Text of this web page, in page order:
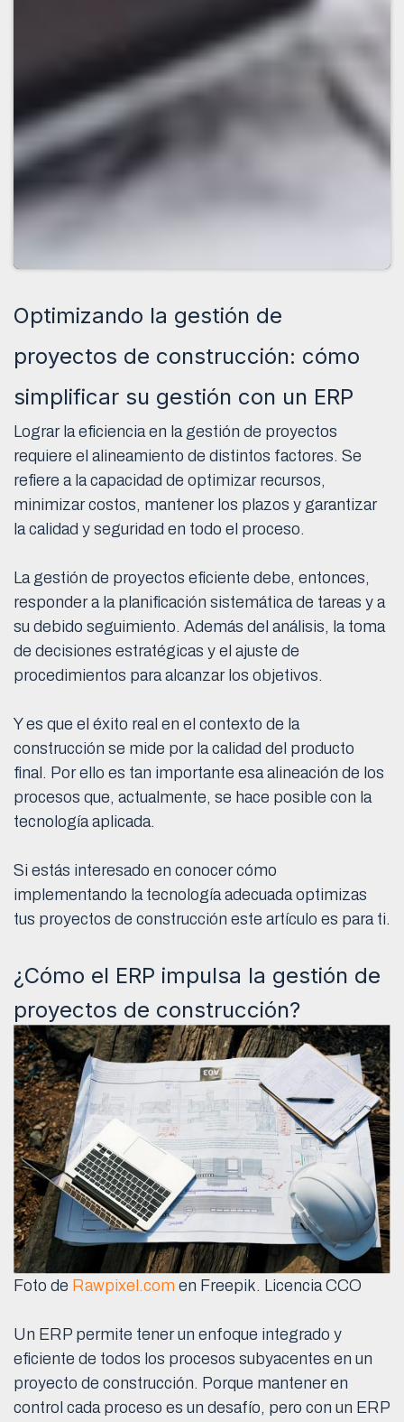
Optimizando la gestión de
proyectos de construcción: cómo
simplificar su gestión con un ERP
Lograr la eficiencia en la gestión de proyectos
requiere el alineamiento de distintos factores. Se
refiere a la capacidad de optimizar recursos,
minimizar costos, mantener los plazos y garantizar
la calidad y seguridad en todo el proceso.
La gestión de proyectos eficiente debe, entonces,
responder a la planificación sistemática de tareas y a
su debido seguimiento. Además del análisis, la toma
de decisiones estratégicas y el ajuste de
procedimientos para alcanzar los objetivos.
Y es que el éxito real en el contexto de la
construcción se mide por la calidad del producto
final. Por ello es tan importante esa alineación de los
procesos que, actualmente, se hace posible con la
tecnología aplicada.
Si estás interesado en conocer cómo
implementando la tecnología adecuada optimizas
tus proyectos de construcción este artículo es para ti.
¿Cómo el ERP impulsa la gestión de
proyectos de construcción?
Foto de Rawpixel.com en Freepik. Licencia CCO
Un ERP permite tener un enfoque integrado y
eficiente de todos los procesos subyacentes en un
proyecto de construcción. Porque mantener en
control cada proceso es un desafío, pero con un ERP